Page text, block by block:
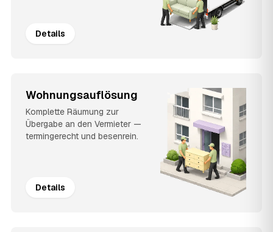
Details
Wohnungsauflösung
Komplette Räumung zur
Übergabe an den Vermieter —
termingerecht und besenrein.
Details